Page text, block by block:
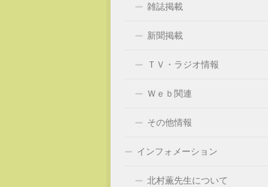
雑誌掲載
新聞掲載
ＴＶ・ラジオ情報
Ｗｅｂ関連
その他情報
インフォメーション
北村薫先生について